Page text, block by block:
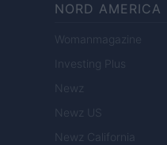
NORD AMERICA
Womanmagazine
Investing Plus
Newz
Newz US
Newz California